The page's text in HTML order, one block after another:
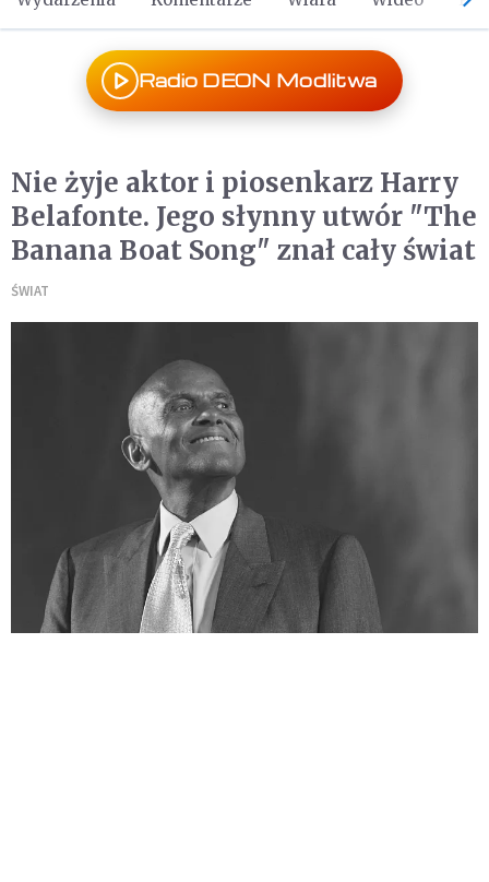
Radio DEON Modlitwa
Nie żyje aktor i piosenkarz Harry
Belafonte. Jego słynny utwór "The
Banana Boat Song" znał cały świat
ŚWIAT